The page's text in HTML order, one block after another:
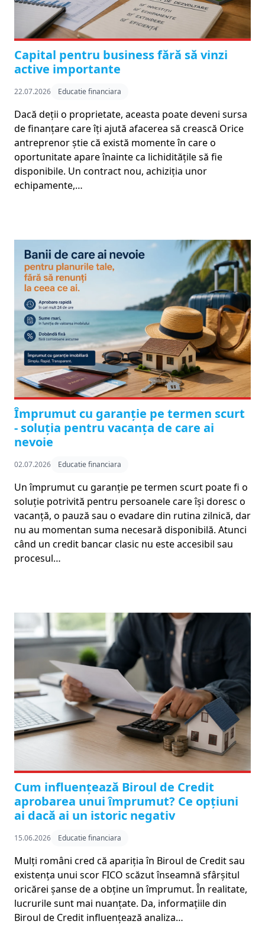
Capital pentru business fără să vinzi
active importante
22.07.2026 Educatie financiara
Dacă deții o proprietate, aceasta poate deveni sursa
de finanțare care îți ajută afacerea să crească Orice
antreprenor știe că există momente în care o
oportunitate apare înainte ca lichiditățile să fie
disponibile. Un contract nou, achiziția unor
echipamente,…
Împrumut cu garanție pe termen scurt
- soluția pentru vacanța de care ai
nevoie
02.07.2026 Educatie financiara
Un împrumut cu garanție pe termen scurt poate fi o
soluție potrivită pentru persoanele care își doresc o
vacanță, o pauză sau o evadare din rutina zilnică, dar
nu au momentan suma necesară disponibilă. Atunci
când un credit bancar clasic nu este accesibil sau
procesul…
Cum influențează Biroul de Credit
aprobarea unui împrumut? Ce opțiuni
ai dacă ai un istoric negativ
15.06.2026 Educatie financiara
Mulți români cred că apariția în Biroul de Credit sau
existența unui scor FICO scăzut înseamnă sfârșitul
oricărei șanse de a obține un împrumut. În realitate,
lucrurile sunt mai nuanțate. Da, informațiile din
Biroul de Credit influențează analiza…